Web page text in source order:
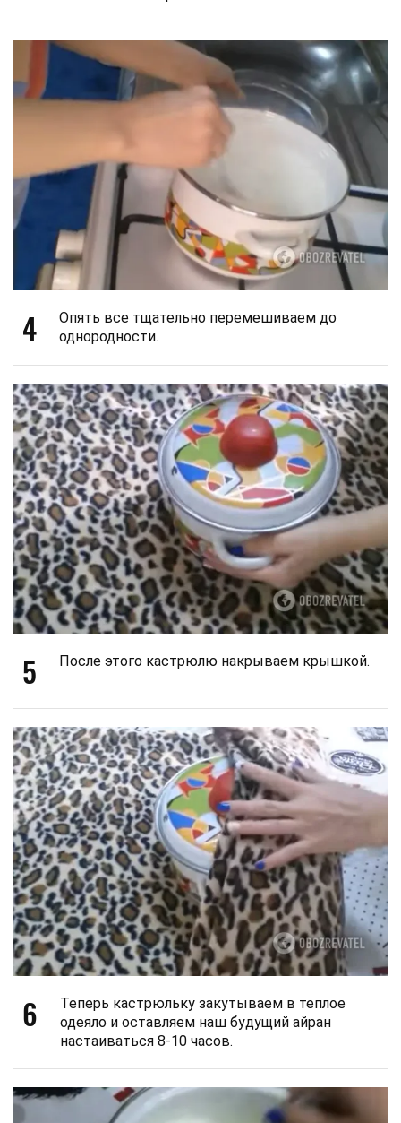
4
Опять все тщательно перемешиваем до
однородности.
5 После этого кастрюлю накрываем крышкой.
6
Теперь кастрюльку закутываем в теплое
одеяло и оставляем наш будущий айран
настаиваться 8-10 часов.